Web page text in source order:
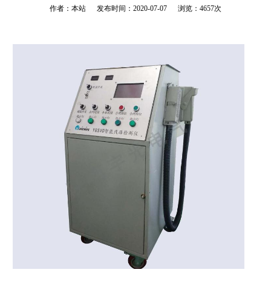
作者：本站 发布时间：2020-07-07 浏览： 4657次